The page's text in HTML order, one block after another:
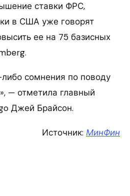
ставки ФРС,
в США уже говорят
ее на 75 базисных
сомнения по поводу
— отметила главный
Джей Брайсон.
Источник: МинФин